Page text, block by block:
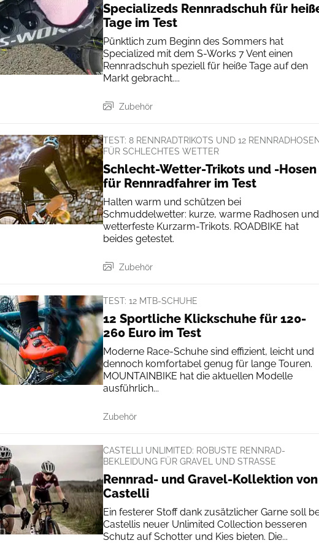
Specializeds Rennradschuh für
Tage im Test
Pünktlich zum Beginn des Sommers hat
Specialized mit dem S-Works 7 Vent einen
Rennradschuh speziell für heiße Tage auf den
Markt gebracht....
Zubehör
TEST: 8 RENNRADTRIKOTS UND 12
FÜR SCHLECHTES WETTER
Schlecht-Wetter-Trikots und -Hosen
für Rennradfahrer im Test
Halten warm und schützen bei
Schmuddelwetter: kurze, warme Radhosen und
wetterfeste Kurzarm-Trikots. ROADBIKE hat
beides getestet.
Zubehör
TEST: 12 MTB-SCHUHE
12 Sportliche Klickschuhe für 120-
260 Euro im Test
Moderne Race-Schuhe sind effizient, leicht und
dennoch komfortabel genug für lange Touren.
MOUNTAINBIKE hat die aktuellen Modelle
ausführlich...
Zubehör
CASTELLI UNLIMITED: ROBUSTE RENNRAD-
BEKLEIDUNG FÜR GRAVEL UND STRASSE
Rennrad- und Gravel-Kollektion von
Castelli
Ein festerer Stoff dank zusätzlicher Garne soll
Castellis neuer Unlimited Collection besseren
Schutz auf Schotter und Kies bieten. Die...